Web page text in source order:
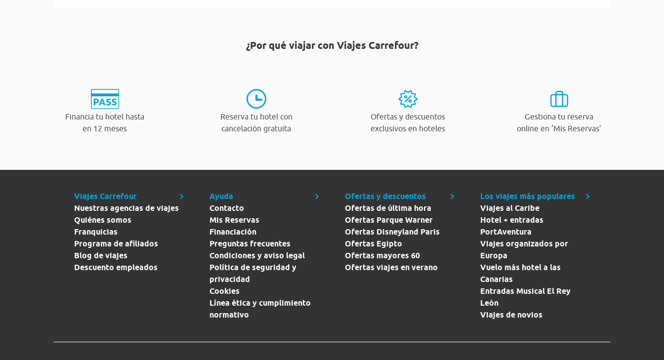
¿Por qué viajar con Viajes Carrefour?
Financia tu hotel hasta
en 12 meses
Reserva tu hotel con
cancelación gratuita
Ofertas y descuentos
exclusivos en hoteles
Gestiona tu reserva
online en ‘Mis Reservas’
Viajes Carrefour
Nuestras agencias de viajes
Quiénes somos
Franquicias
Programa de afiliados
Blog de viajes
Descuento empleados
Ayuda
Contacto
Mis Reservas
Financiación
Preguntas frecuentes
Condiciones y aviso legal
Política de seguridad y
privacidad
Cookies
Línea ética y cumplimiento
normativo
Ofertas y descuentos
Ofertas de última hora
Ofertas Parque Warner
Ofertas Disneyland Paris
Ofertas Egipto
Ofertas mayores 60
Ofertas viajes en verano
Los viajes más populares
Viajes al Caribe
Hotel + entradas
PortAventura
Viajes organizados por
Europa
Vuelo más hotel a las
Canarias
Entradas Musical El Rey
León
Viajes de novios